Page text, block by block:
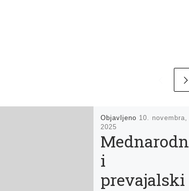
Objavljeno 10. novembra,
2025
Mednarodn
i
prevajalski